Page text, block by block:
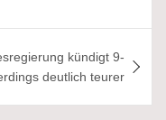
kündigt 9-
deutlich teurer